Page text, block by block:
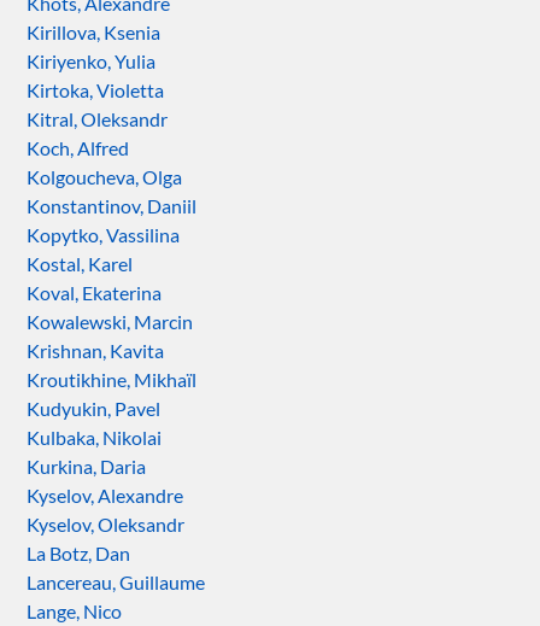
Kirillova, Ksenia
Kiriyenko, Yulia
Kirtoka, Violetta
Kitral, Oleksandr
Koch, Alfred
Kolgoucheva, Olga
Konstantinov, Daniil
Kopytko, Vassilina
Kostal, Karel
Koval, Ekaterina
Kowalewski, Marcin
Krishnan, Kavita
Kroutikhine, Mikhaïl
Kudyukin, Pavel
Kulbaka, Nikolai
Kurkina, Daria
Kyselov, Alexandre
Kyselov, Oleksandr
La Botz, Dan
Lancereau, Guillaume
Lange, Nico